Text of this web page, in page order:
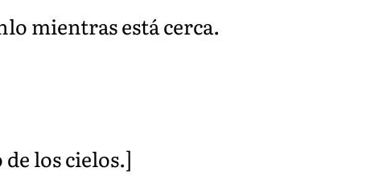
mientras está cerca.
los cielos.]